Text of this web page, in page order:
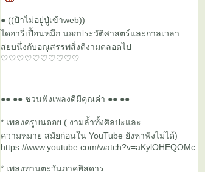
● ((ป้าไม่อยู่ปู่เข้าweb))
ไดอารี่เปื้อนหมึก นอกประวัติศาสตร์และกาลเวลา
สยบนึ่งกับอณูสรรพสิ่งดีงามตลอดไป
♡♡♡♡♡♡♡♡♡♡
●● ●● ชวนฟังเพลงดีมีคุณค่า ●● ●●
* เพลงครูบนดอย ( งามล้ำทั้งศิลปะและ
ความหมาย สมัยก่อนใน YouTube ยังหาฟังไม่ได้)
https://www.youtube.com/watch?v=aKylOHEQOMc
* เพลงทานตะวันภาคพิสดาร